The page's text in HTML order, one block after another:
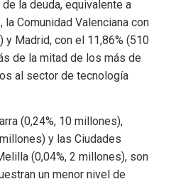
la deuda, equivalente a
Comunidad Valenciana con
y Madrid, con el 11,86% (510
de la mitad de los más de
al sector de tecnología
(0,24%, 10 millones),
y las Ciudades
(0,04%, 2 millones), son
un menor nivel de